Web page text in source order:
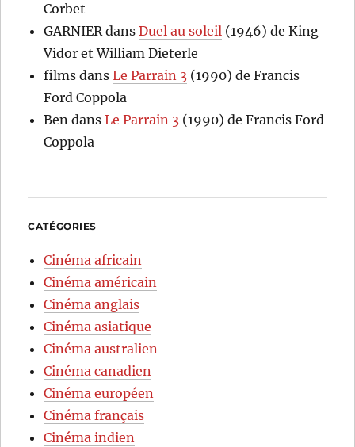
Corbet
GARNIERdansDuel au soleil (1946) de King
Vidor et William Dieterle
films dansLe Parrain 3 (1990) de Francis
Ford Coppola
Ben dansLe Parrain 3 (1990) de Francis Ford
Coppola
CATÉGORIES
Cinéma africain
Cinéma américain
Cinéma anglais
Cinéma asiatique
Cinéma australien
Cinéma canadien
Cinéma européen
Cinéma français
Cinéma indien